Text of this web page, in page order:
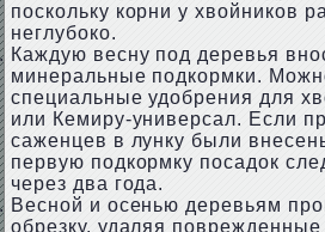
поскольку корни у хвойников
неглубоко.
Каждую весну под деревья
минеральные подкормки.
специальные удобрения для
или Кемиру-универсал. Если
саженцев в лунку были
первую подкормку посадок
через два года.
Весной и осенью деревьям
обрезку, удаляя поврежденные